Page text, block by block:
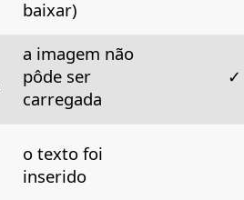
baixar)
a imagem não
pôde ser
carregada
✓
o texto foi
inserido